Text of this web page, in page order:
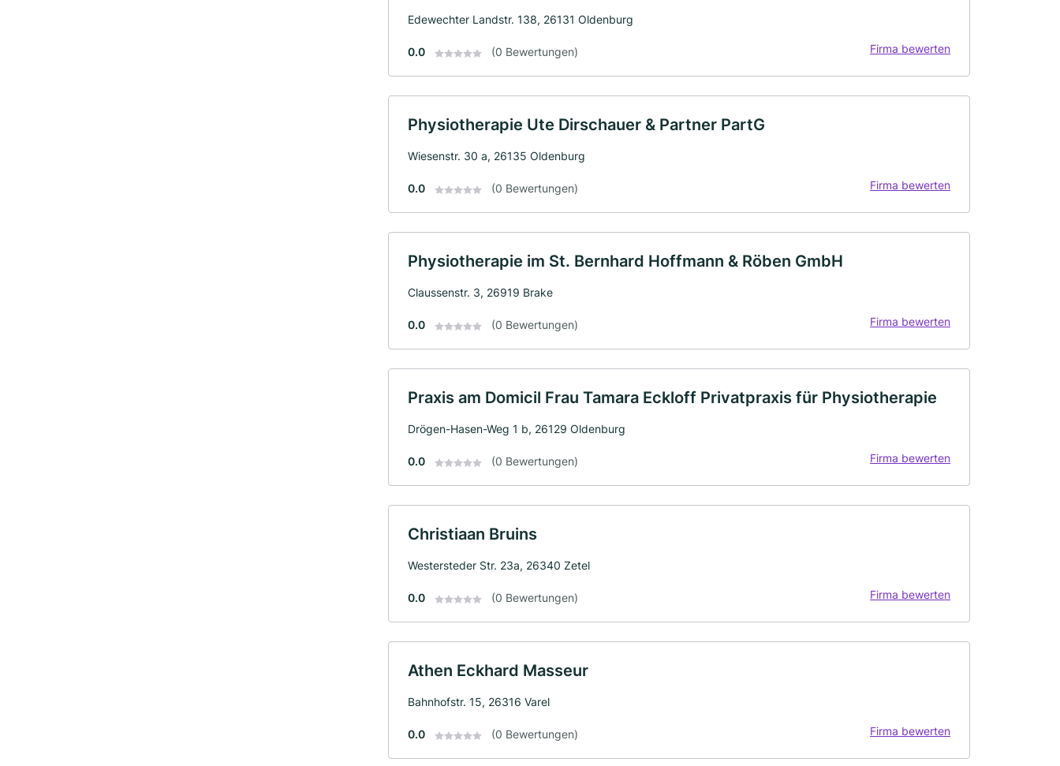
Edewechter Landstr. 138, 26131 Oldenburg
0.0 (0 Bewertungen) Firma bewerten
Physiotherapie Ute Dirschauer & Partner PartG
Wiesenstr. 30 a, 26135 Oldenburg
0.0 (0 Bewertungen) Firma bewerten
Physiotherapie im St. Bernhard Hoffmann & Röben GmbH
Claussenstr. 3, 26919 Brake
0.0 (0 Bewertungen) Firma bewerten
Praxis am Domicil Frau Tamara Eckloff Privatpraxis für Physiotherapie
Drögen-Hasen-Weg 1 b, 26129 Oldenburg
0.0 (0 Bewertungen) Firma bewerten
Christiaan Bruins
Westersteder Str. 23a, 26340 Zetel
0.0 (0 Bewertungen) Firma bewerten
Athen Eckhard Masseur
Bahnhofstr. 15, 26316 Varel
0.0 (0 Bewertungen) Firma bewerten